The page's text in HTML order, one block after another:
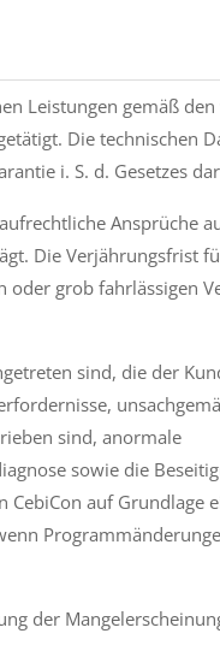
Leistungen gemäß
Die technischen
i. S. d. Gesetzes
Ansprüche
Die Verjährungsfrist
oder grob fahrlässigen
sind, die der
sind, anormale
sowie die
CebiCon auf Grundlage
der